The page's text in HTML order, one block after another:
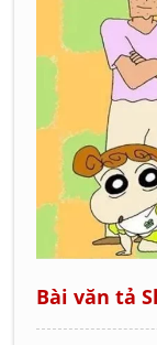
Bài văn tả